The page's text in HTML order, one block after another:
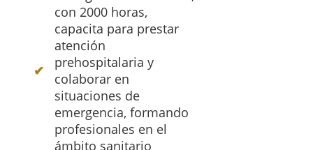
con 2000 horas,
capacita para prestar
atención
prehospitalaria y
colaborar en
situaciones de
emergencia, formando
profesionales en el
ámbito sanitario